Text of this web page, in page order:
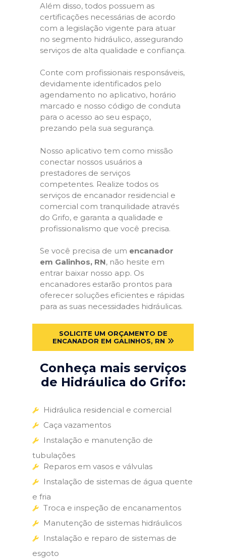
Além disso, todos possuem as
certificações necessárias de acordo
com a legislação vigente para atuar
no segmento hidráulico, assegurando
serviços de alta qualidade e confiança.
Conte com profissionais responsáveis,
devidamente identificados pelo
agendamento no aplicativo, horário
marcado e nosso código de conduta
para o acesso ao seu espaço,
prezando pela sua segurança.
Nosso aplicativo tem como missão
conectar nossos usuários a
prestadores de serviços
competentes. Realize todos os
serviços de encanador residencial e
comercial com tranquilidade através
do Grifo, e garanta a qualidade e
profissionalismo que você precisa.
Se você precisa de um encanador
em Galinhos, RN, não hesite em
entrar baixar nosso app. Os
encanadores estarão prontos para
oferecer soluções eficientes e rápidas
para as suas necessidades hidráulicas.
SOLICITE UM ORÇAMENTO DE
ENCANADOR EM GALINHOS, RN
Conheça mais serviços
de Hidráulica do Grifo:
Hidráulica residencial e comercial
Caça vazamentos
Instalação e manutenção de
tubulações
Reparos em vasos e válvulas
Instalação de sistemas de água quente
e fria
Troca e inspeção de encanamentos
Manutenção de sistemas hidráulicos
Instalação e reparo de sistemas de
esgoto